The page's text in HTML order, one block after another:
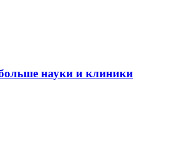
науки и клиники